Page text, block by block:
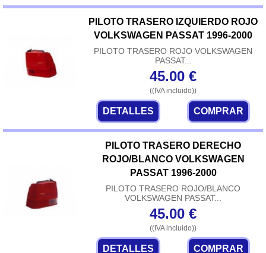
PILOTO TRASERO IZQUIERDO ROJO
VOLKSWAGEN PASSAT 1996-2000
PILOTO TRASERO ROJO VOLKSWAGEN
PASSAT...
45.00 €
((IVA incluido))
DETALLES COMPRAR
PILOTO TRASERO DERECHO
ROJO/BLANCO VOLKSWAGEN
PASSAT 1996-2000
PILOTO TRASERO ROJO/BLANCO
VOLKSWAGEN PASSAT...
45.00 €
((IVA incluido))
DETALLES COMPRAR